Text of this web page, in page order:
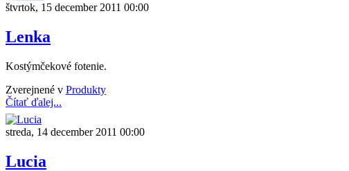
štvrtok, 15 december 2011 00:00
Lenka
Kostýmčekové fotenie.
Zverejnené v Produkty
Čítať ďalej...
streda, 14 december 2011 00:00
Lucia